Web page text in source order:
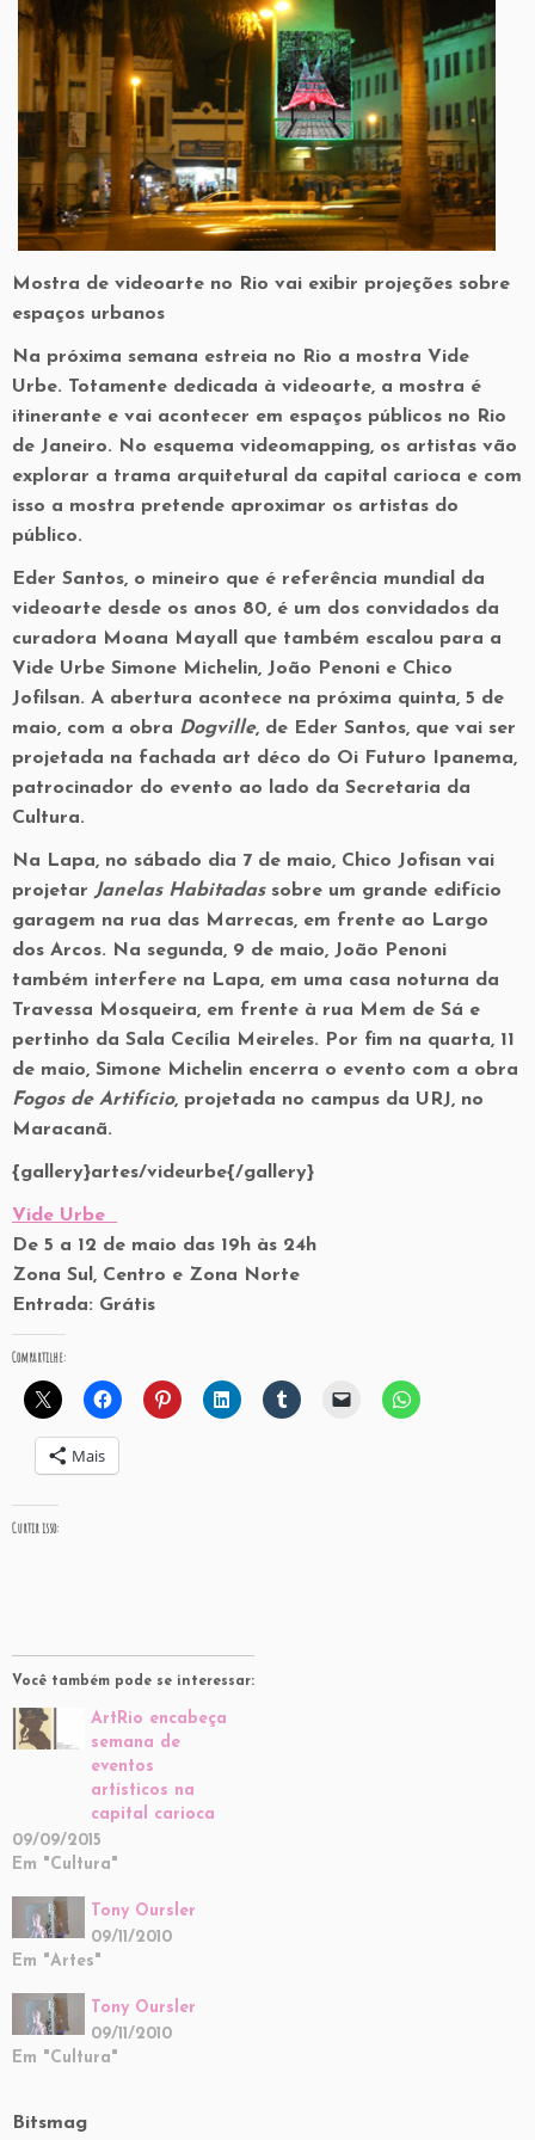
Mostra de videoarte no Rio vai exibir projeções sobre
espaços urbanos
Na próxima semana estreia no Rio a mostra Vide
Urbe. Totamente dedicada à videoarte, a mostra é
itinerante e vai acontecer em espaços públicos no Rio
de Janeiro. No esquema videomapping, os artistas vão
explorar a trama arquitetural da capital carioca e com
isso a mostra pretende aproximar os artistas do
público.
Eder Santos, o mineiro que é referência mundial da
videoarte desde os anos 80, é um dos convidados da
curadora Moana Mayall que também escalou para a
Vide Urbe Simone Michelin, João Penoni e Chico
Jofilsan. A abertura acontece na próxima quinta, 5 de
maio, com a obra Dogville, de Eder Santos, que vai ser
projetada na fachada art déco do Oi Futuro Ipanema,
patrocinador do evento ao lado da Secretaria da
Cultura.
Na Lapa, no sábado dia 7 de maio, Chico Jofisan vai
projetar Janelas Habitadassobre um grande edifício
garagem na rua das Marrecas, em frente ao Largo
dos Arcos. Na segunda, 9 de maio, João Penoni
também interfere na Lapa, em uma casa noturna da
Travessa Mosqueira, em frente à rua Mem de Sá e
pertinho da Sala Cecília Meireles. Por fim na quarta, 11
de maio, Simone Michelin encerra o evento com a obra
Fogos de Artifício, projetada no campus da URJ, no
Maracanã.
{gallery}artes/videurbe{/gallery}
Vide Urbe
De 5 a 12 de maio das 19h às 24h
Zona Sul, Centro e Zona Norte
Entrada: Grátis
Compartilhe:
Mais
Curtir isso:
Você também pode se interessar:
ArtRio encabeça
semana de
eventos
artísticos na
capital carioca
09/09/2015
Em "Cultura"
Tony Oursler
09/11/2010
Em "Artes"
Tony Oursler
09/11/2010
Em "Cultura"
Bitsmag